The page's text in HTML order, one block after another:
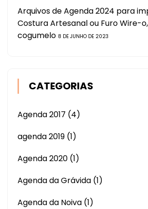
Arquivos de Agenda 2024 para
Costura Artesanal ou Furo Wire-
cogumelo 8 DE JUNHO DE 2023
CATEGORIAS
Agenda 2017 (4)
agenda 2019 (1)
Agenda 2020 (1)
Agenda da Grávida (1)
Agenda da Noiva (1)